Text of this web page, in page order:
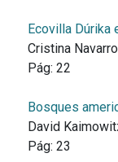
Ecovilla Dúrika
Cristina Navarro
Pág: 22
Bosques
David
Pág: 23